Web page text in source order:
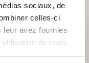
sociaux, de
celles-ci
leur avez fournies
de leurs